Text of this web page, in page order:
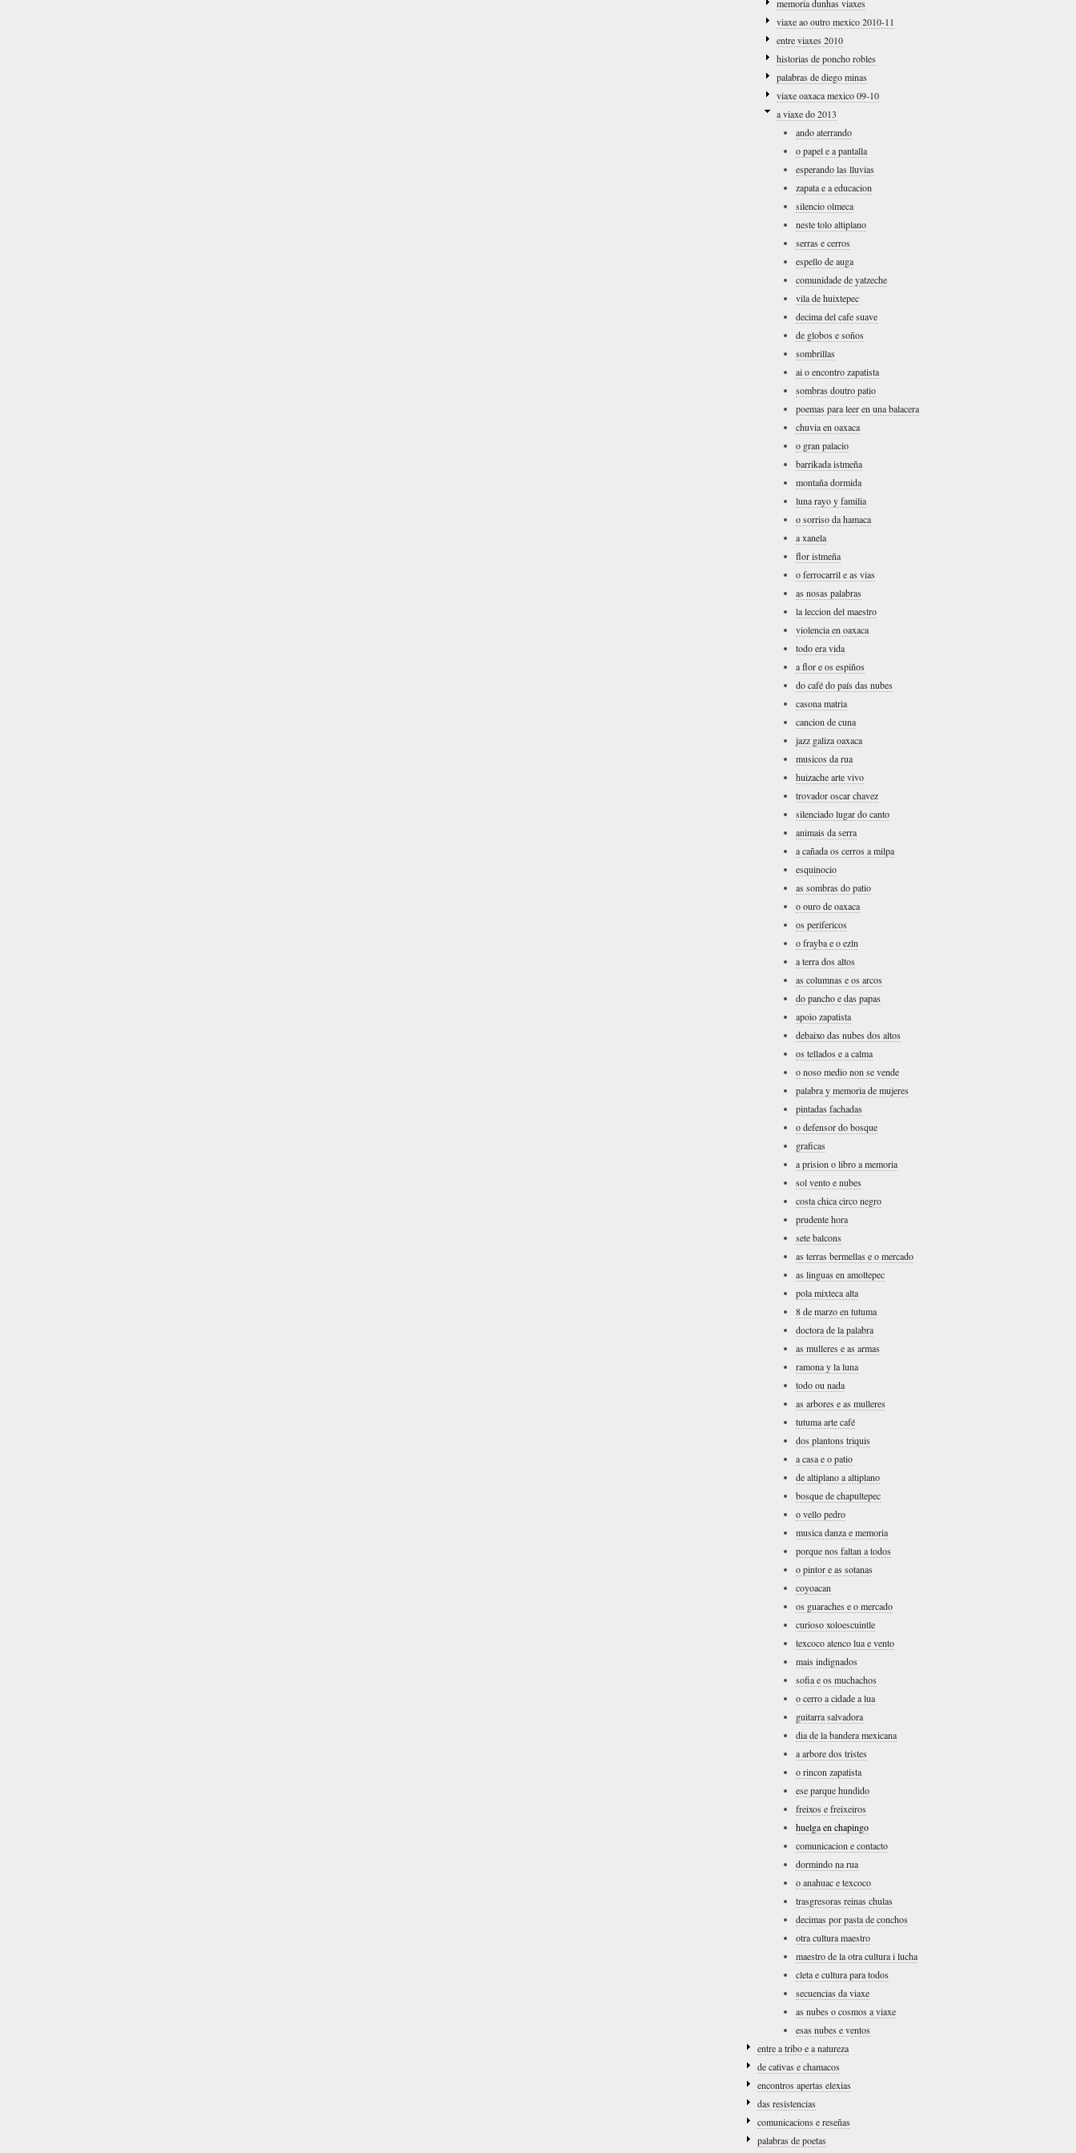
memoria dunhas viaxes
viaxe ao outro mexico 2010-11
entre viaxes 2010
historias de poncho robles
palabras de diego minas
viaxe oaxaca mexico 09-10
a viaxe do 2013
ando aterrando
o papel e a pantalla
esperando las lluvias
zapata e a educacion
silencio olmeca
neste tolo altiplano
serras e cerros
espello de auga
comunidade de yatzeche
vila de huixtepec
decima del cafe suave
de globos e soños
sombrillas
ai o encontro zapatista
sombras doutro patio
poemas para leer en una balacera
chuvia en oaxaca
o gran palacio
barrikada istmeña
montaña dormida
luna rayo y familia
o sorriso da hamaca
a xanela
flor istmeña
o ferrocarril e as vias
as nosas palabras
la leccion del maestro
violencia en oaxaca
todo era vida
a flor e os espiños
do café do país das nubes
casona matria
cancion de cuna
jazz galiza oaxaca
musicos da rua
huizache arte vivo
trovador oscar chavez
silenciado lugar do canto
animais da serra
a cañada os cerros a milpa
esquinocio
as sombras do patio
o ouro de oaxaca
os perifericos
o frayba e o ezln
a terra dos altos
as columnas e os arcos
do pancho e das papas
apoio zapatista
debaixo das nubes dos altos
os tellados e a calma
o noso medio non se vende
palabra y memoria de mujeres
pintadas fachadas
o defensor do bosque
graficas
a prision o libro a memoria
sol vento e nubes
costa chica circo negro
prudente hora
sete balcons
as terras bermellas e o mercado
as linguas en amoltepec
pola mixteca alta
8 de marzo en tutuma
doctora de la palabra
as mulleres e as armas
ramona y la luna
todo ou nada
as arbores e as mulleres
tutuma arte café
dos plantons triquis
a casa e o patio
de altiplano a altiplano
bosque de chapultepec
o vello pedro
musica danza e memoria
porque nos faltan a todos
o pintor e as sotanas
coyoacan
os guaraches e o mercado
curioso xoloescuintle
texcoco atenco lua e vento
mais indignados
sofia e os muchachos
o cerro a cidade a lua
guitarra salvadora
dia de la bandera mexicana
a arbore dos tristes
o rincon zapatista
ese parque hundido
freixos e freixeiros
huelga en chapingo
comunicacion e contacto
dormindo na rua
o anahuac e texcoco
trasgresoras reinas chulas
decimas por pasta de conchos
otra cultura maestro
maestro de la otra cultura i lucha
cleta e cultura para todos
secuencias da viaxe
as nubes o cosmos a viaxe
esas nubes e ventos
entre a tribo e a natureza
de cativas e chamacos
encontros apertas elexias
das resistencias
comunicacions e reseñas
palabras de poetas